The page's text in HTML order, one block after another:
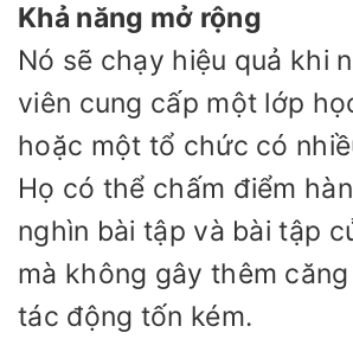
Khả năng mở rộng
Nó sẽ chạy hiệu quả khi
viên cung cấp một lớp
hoặc một tổ chức có
Họ có thể chấm điểm
nghìn bài tập và bài tập
mà không gây thêm
tác động tốn kém.